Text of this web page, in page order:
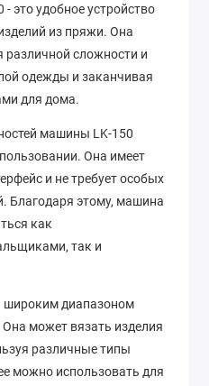
это удобное устройство
из пряжи. Она
различной сложности и
одежды и заканчивая
для дома.
машины LK-150
Она имеет
и не требует особых
Благодаря этому, машина
как
так и
диапазоном
может вязать изделия
различные типы
можно использовать для